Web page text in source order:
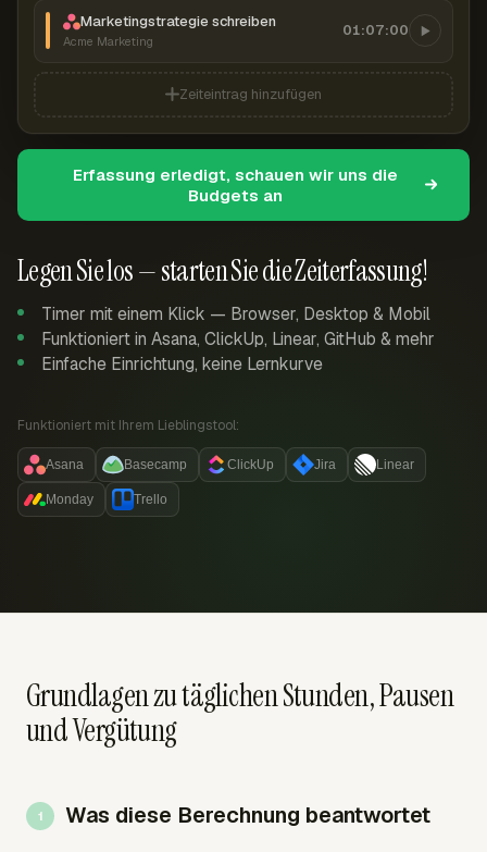
Legen Sie los — starten Sie die Zeiterfassung!
Timer mit einem Klick — Browser, Desktop & Mobil
Funktioniert in Asana, ClickUp, Linear, GitHub & mehr
Einfache Einrichtung, keine Lernkurve
Funktioniert mit Ihrem Lieblingstool:
Asana Basecamp ClickUp Jira Linear
Monday Trello
Marketingstrategie schreiben
Acme Marketing
01:07:00
Zeiteintrag hinzufügen
Erfassung erledigt, schauen wir uns die
Budgets an
Grundlagen zu täglichen Stunden, Pausen
und Vergütung
Was diese Berechnung beantwortet